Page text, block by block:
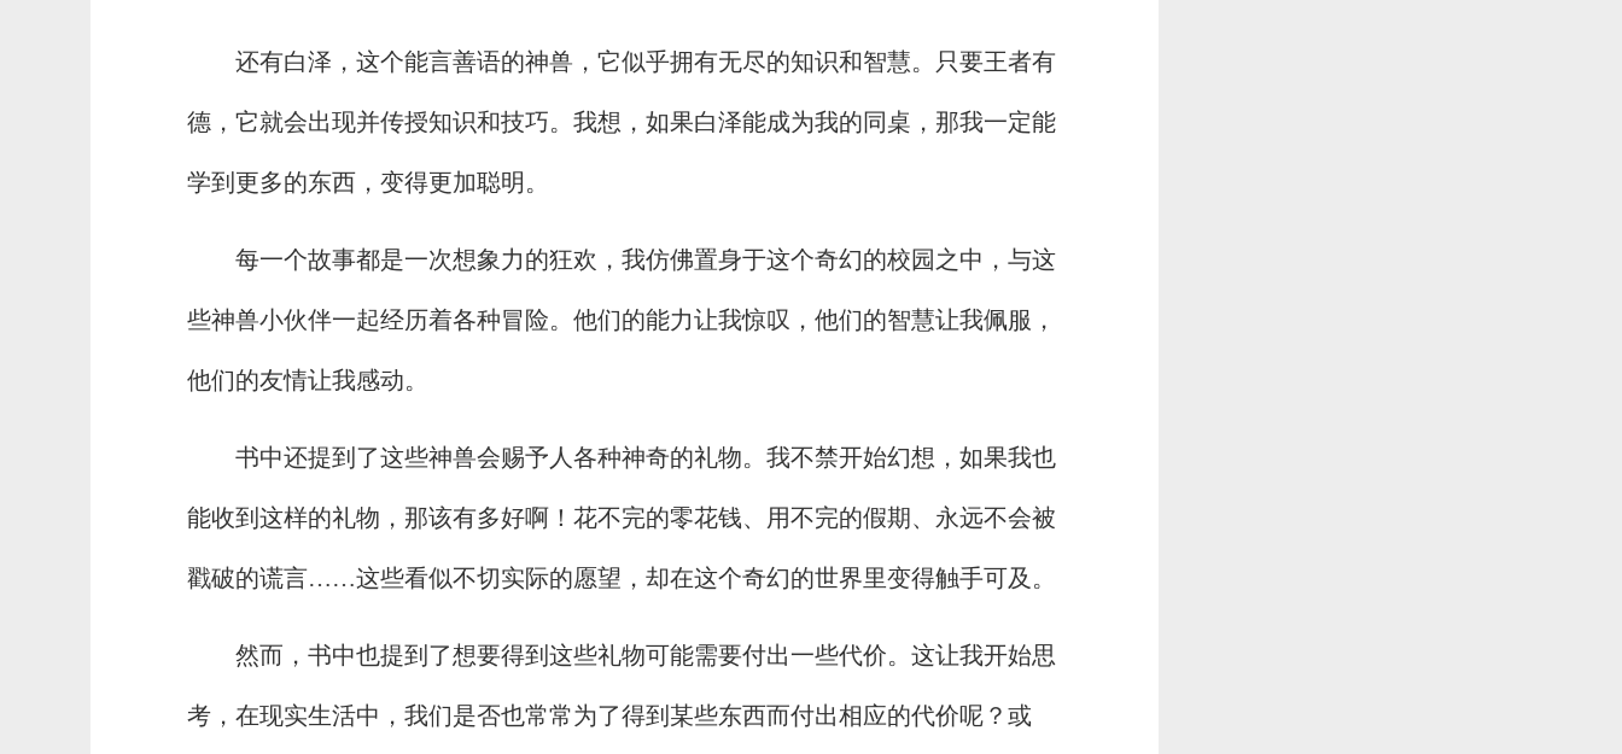
还有白泽，这个能言善语的神兽，它似乎拥有无尽的知识和智慧。只要王者有
德，它就会出现并传授知识和技巧。我想，如果白泽能成为我的同桌，那我一定能
学到更多的东西，变得更加聪明。
每一个故事都是一次想象力的狂欢，我仿佛置身于这个奇幻的校园之中，与这
些神兽小伙伴一起经历着各种冒险。他们的能力让我惊叹，他们的智慧让我佩服，
他们的友情让我感动。
书中还提到了这些神兽会赐予人各种神奇的礼物。我不禁开始幻想，如果我也
能收到这样的礼物，那该有多好啊！花不完的零花钱、用不完的假期、永远不会被
戳破的谎言……这些看似不切实际的愿望，却在这个奇幻的世界里变得触手可及。
然而，书中也提到了想要得到这些礼物可能需要付出一些代价。这让我开始思
考，在现实生活中，我们是否也常常为了得到某些东西而付出相应的代价呢？或